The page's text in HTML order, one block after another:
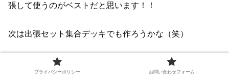
張して使うのがベストだと思います！！
次は出張セット集合デッキでも作ろうかな（笑）
それじゃあねえええええ！！(@^^)/~~~
プライバシーポリシー お問い合わせフォーム